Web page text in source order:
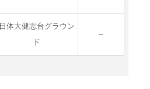
日体大健志台グラウン
ド
–